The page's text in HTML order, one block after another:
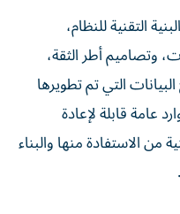
التقنية للنظام،
وتصاميم أطر الثقة،
التي تم تطويرها
عامة قابلة لإعادة
من الاستفادة منها والبناء